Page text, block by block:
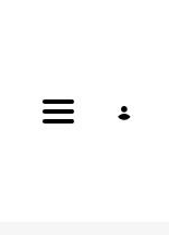
Toggle